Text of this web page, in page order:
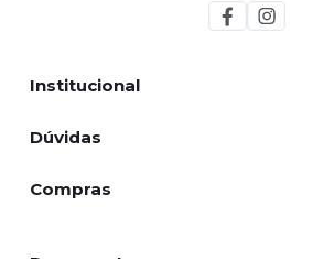
Institucional
Dúvidas
Compras